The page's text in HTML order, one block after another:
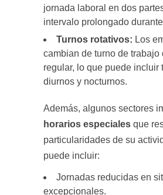
jornada laboral en dos
intervalo prolongado
Turnos rotativos: Los
cambian de turno de trabajo
regular, lo que puede incluir
diurnos y nocturnos.
Además, algunos sectores
horarios especiales que
particularidades de su
puede incluir:
Jornadas reducidas en
excepcionales.